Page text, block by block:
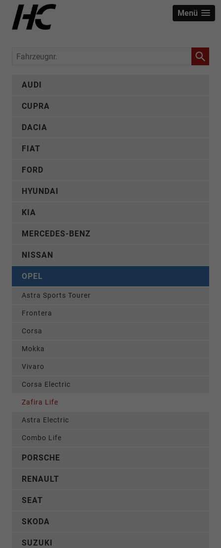
Menü
Fahrzeugnr.
AUDI
CUPRA
DACIA
FIAT
FORD
HYUNDAI
KIA
MERCEDES-BENZ
NISSAN
OPEL
Astra Sports Tourer
Frontera
Corsa
Mokka
Vivaro
Corsa Electric
Zafira Life
Astra Electric
Combo Life
PORSCHE
RENAULT
SEAT
SKODA
SUZUKI